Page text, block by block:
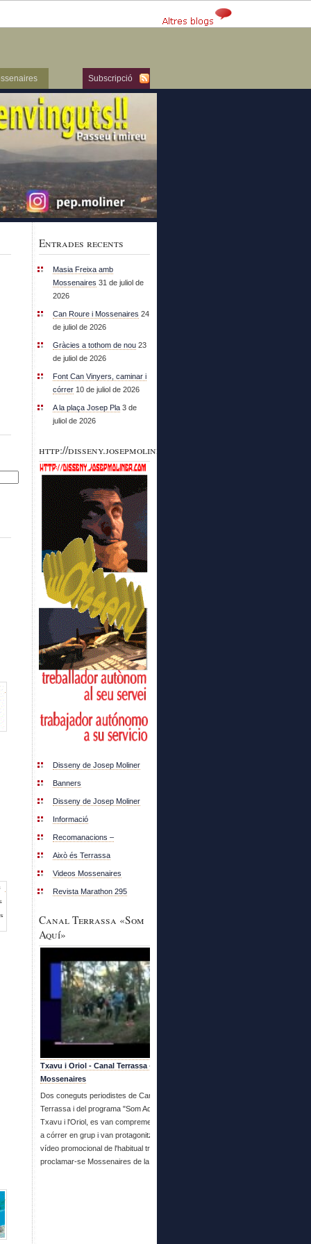
Subscripció
Entrades recents
Masia Freixa amb
Mossenaires 31 de juliol de
2026
Can Roure i Mossenaires 24
de juliol de 2026
Gràcies a tothom de nou 23
de juliol de 2026
Font Can Vinyers, caminar i
córrer 10 de juliol de 2026
A la plaça Josep Pla 3 de
juliol de 2026
http://disseny.josepmoliner.com
Disseny de Josep Moliner
Banners
Disseny de Josep Moliner
Informació
Recomanacions –
Això és Terrassa
Videos Mossenaires
Revista Marathon 295
Canal Terrassa «Som
Aquí»
Txavu i Oriol - Canal Terrassa - Es fan
Mossenaires
Dos coneguts periodistes de Canal
Terrassa i del programa "Som Aquí", en
Txavu i l'Oriol, es van compremetre a venir
a córrer en grup i van protagonitzar aquest
vídeo promocional de l'habitual trobada i
proclamar-se Mossenaires de la setmana.